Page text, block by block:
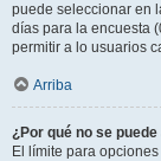
puede seleccionar en
días para la encuesta
permitir a lo usuarios
Arriba
¿Por qué no se
El límite para